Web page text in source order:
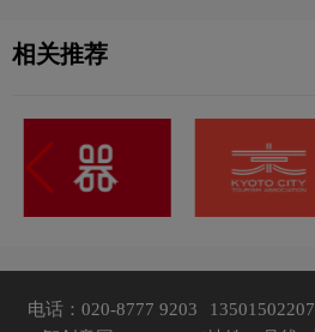
相关推荐
电话：020-8777 9203 13501502207